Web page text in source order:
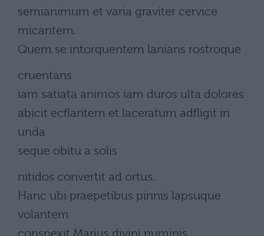
semianimum et varia graviter cervice
micantem.
Quem se intorquentem lanians rostroque
cruentans
iam satiata animos iam duros ulta dolores
abicit ecflantem et laceratum adfligit in
unda
seque obitu a solis
nitidos convertit ad ortus.
Hanc ubi praepetibus pinnis lapsuque
volantem